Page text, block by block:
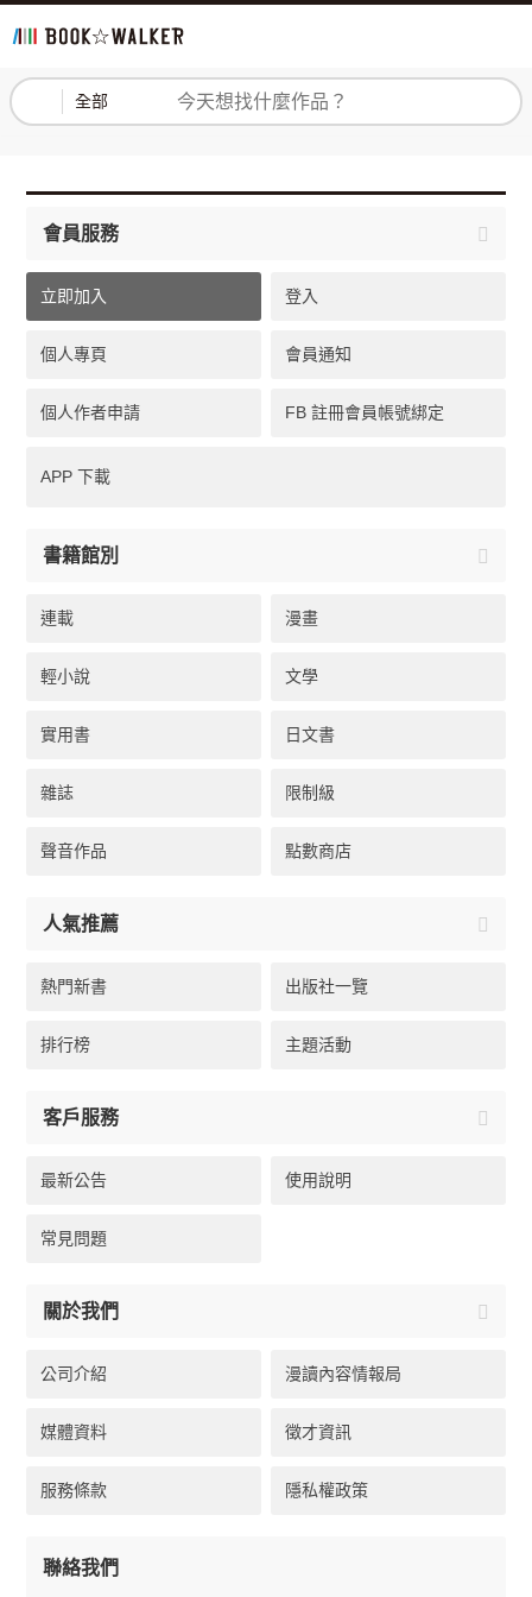
全部 登入 註冊
會員服務
立即加入 登入
個人專頁 會員通知
個人作者申請 FB 註冊會員帳號綁定
APP 下載
書籍館別
連載 漫畫
輕小說 文學
實用書 日文書
雜誌 限制級
聲音作品 點數商店
人氣推薦
熱門新書 出版社一覽
排行榜 主題活動
客戶服務
最新公告 使用說明
常見問題
關於我們
公司介紹 漫讀內容情報局
媒體資料 徵才資訊
服務條款 隱私權政策
聯絡我們